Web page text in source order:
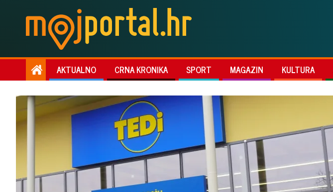
AKTUALNO CRNA KRONIKA SPORT MAGAZIN KULTURA